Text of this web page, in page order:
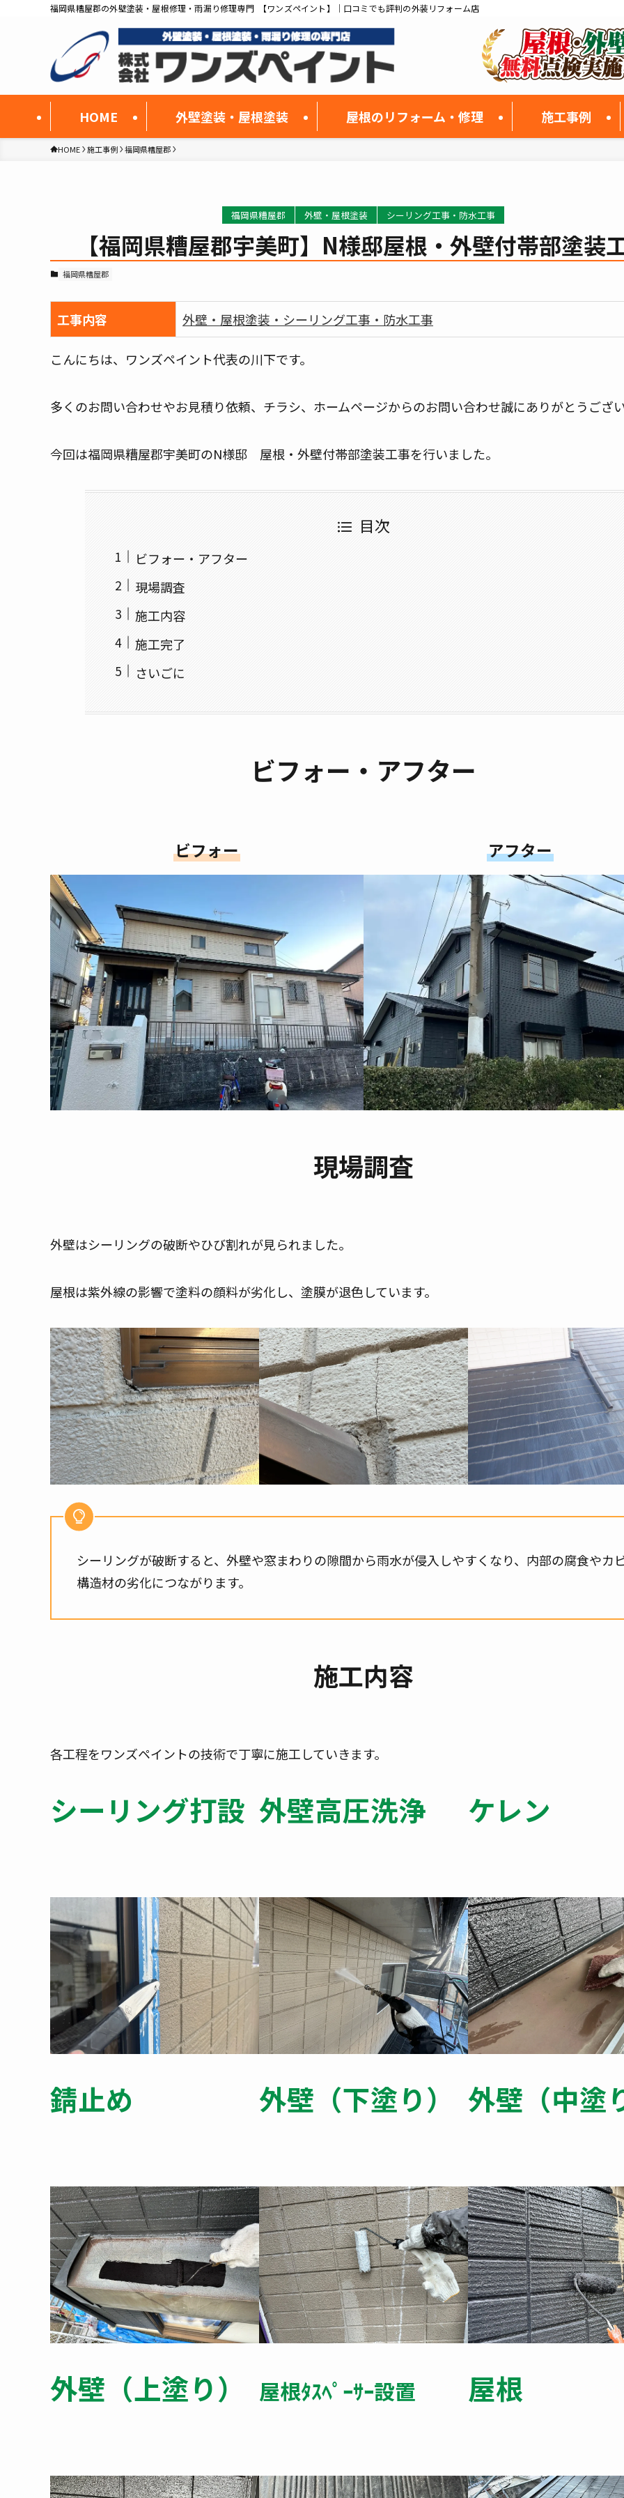
福岡県糟屋郡の外壁塗装・屋根修理・雨漏り修理専門 【ワンズペイント】｜口コミでも評判の外装リフォーム店
HOME 外壁塗装・屋根塗装 屋根のリフォーム・修理 施工事例
HOME 施工事例 福岡県糟屋郡
福岡県糟屋郡 外壁・屋根塗装 シーリング工事・防水工事
【福岡県糟屋郡宇美町】N様邸屋根・外壁付帯部塗装
福岡県糟屋郡
工事内容 外壁・屋根塗装 シーリング工事・防水工事
こんにちは、ワンズペイント代表の川下です。
多くのお問い合わせやお見積り依頼、チラシ、ホームページからのお問い合わせ誠にありがとうござ
今回は福岡県糟屋郡宇美町のN様邸 屋根・外壁付帯部塗装工事を行いました。
目次
ビフォー・アフター
現場調査
施工内容
施工完了
さいごに
ビフォー・アフター
ビフォー アフター
現場調査
外壁はシーリングの破断やひび割れが見られました。
屋根は紫外線の影響で塗料の顔料が劣化し、塗膜が退色しています。
シーリングが破断すると、外壁や窓まわりの隙間から雨水が侵入しやすくなり、内部の腐食やカ
構造材の劣化につながります。
施工内容
各工程をワンズペイントの技術で丁寧に施工していきます。
シーリング打設 外壁高圧洗浄 ケレン
錆止め 外壁（下塗り） 外壁（中塗
外壁（上塗り） 屋根ﾀｽﾍﾟｰｻｰ設置 屋根